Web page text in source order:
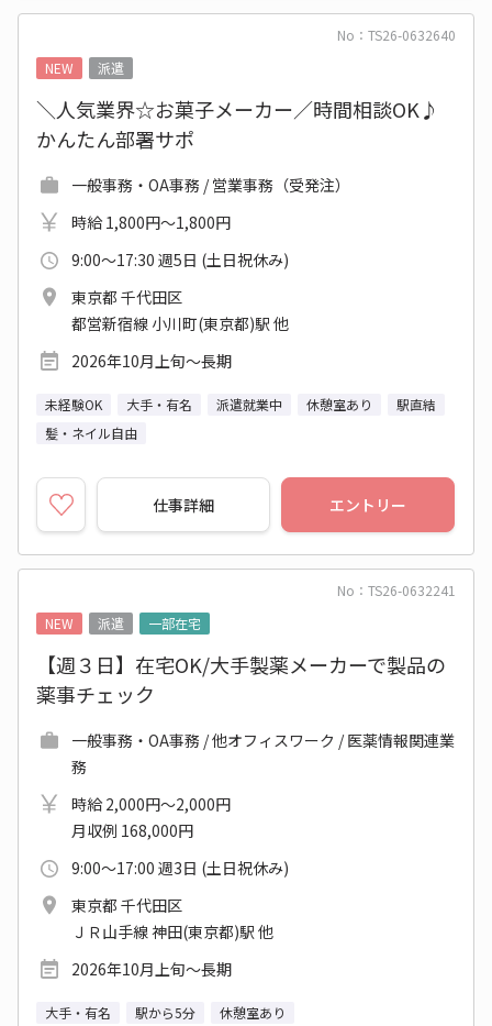
No：TS26-0632640
NEW
派遣
＼人気業界☆お菓子メーカー／時間相談OK♪
かんたん部署サポ
一般事務・OA事務 / 営業事務（受発注）
時給 1,800円～1,800円
9:00～17:30 週5日 (土日祝休み)
東京都 千代田区
都営新宿線 小川町(東京都)駅 他
2026年10月上旬～長期
未経験OK 大手・有名 派遣就業中 休憩室あり
駅直結
髪・ネイル自由
仕事詳細 エントリー
No：TS26-0632241
NEW
派遣 一部在宅
【週３日】在宅OK/大手製薬メーカーで製品の
薬事チェック
一般事務・OA事務 / 他オフィスワーク / 医薬情報関連業
務
時給 2,000円～2,000円
月収例 168,000円
9:00～17:00 週3日 (土日祝休み)
東京都 千代田区
ＪＲ山手線 神田(東京都)駅 他
2026年10月上旬～長期
大手・有名 駅から5分 休憩室あり